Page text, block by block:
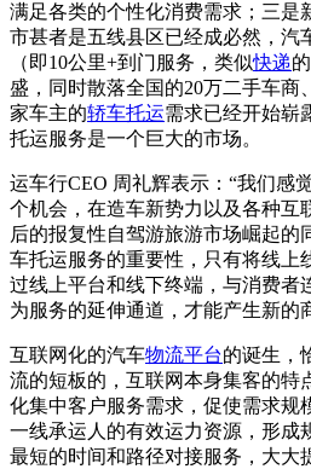
满足各类的个性化消费需求；三是
市甚者是五线县区已经成必然，汽
（即10公里+到门服务，类似快递
盛，同时散落全国的20万二手车商
家车主的轿车托运需求已经开始崭
托运服务是一个巨大的市场。
运车行CEO 周礼辉表示：“我们感
个机会，在造车新势力以及各种互
后的报复性自驾游旅游市场崛起的
车托运服务的重要性，只有将线上
过线上平台和线下终端，与消费者
为服务的延伸通道，才能产生新的
互联网化的汽车物流平台的诞生，
流的短板的，互联网本身集客的特
化集中客户服务需求，促使需求规
一线承运人的有效运力资源，形成
最短的时间和路径对接服务，大大